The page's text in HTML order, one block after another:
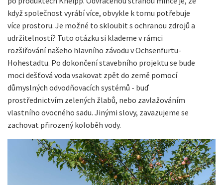
když společnost vyrábí více, obvykle k tomu potřebuje
více prostoru. Je možné to skloubit s ochranou zdrojů a
udržitelností? Tuto otázku si klademe v rámci
rozšiřování našeho hlavního závodu v Ochsenfurtu-
Hohestadtu. Po dokončení stavebního projektu se bude
moci dešťová voda vsakovat zpět do země pomocí
důmyslných odvodňovacích systémů - buď
prostřednictvím zelených žlabů, nebo zavlažováním
vlastního ovocného sadu. Jinými slovy, zavazujeme se
zachovat přirozený koloběh vody.